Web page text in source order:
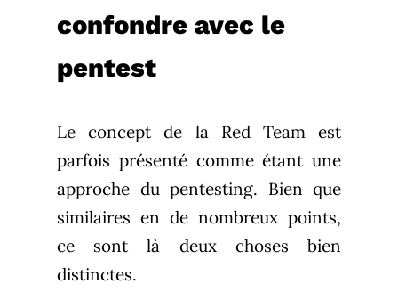
confondre avec le
pentest
Le concept de la Red Team est
parfois présenté comme étant une
approche du pentesting. Bien que
similaires en de nombreux points,
ce sont là deux choses bien
distinctes.